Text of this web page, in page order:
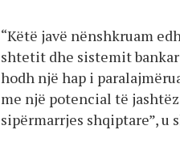
“Këtë javë nënshkruam
shtetit dhe sistemit
hodh një hap i
me një potencial të
sipërmarrjes shqiptare”, u